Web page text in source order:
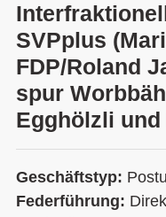
SVPplus
FDP/Roland
spur
Egghölzli und
Geschäftstyp:
Federführung: